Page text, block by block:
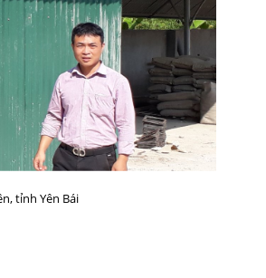
tỉnh Yên Bái